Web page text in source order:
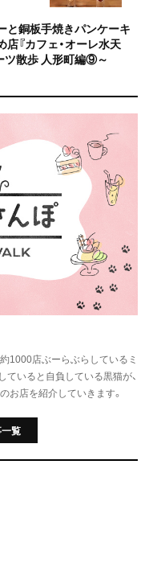
と銅板手焼きパンケーキ
『カフェ・オーレ水天
ツ散歩 人形町編⑨～
1000店ぶーらぶらしているミ
いると自負している黒猫が、
お店を紹介していきます。
覧